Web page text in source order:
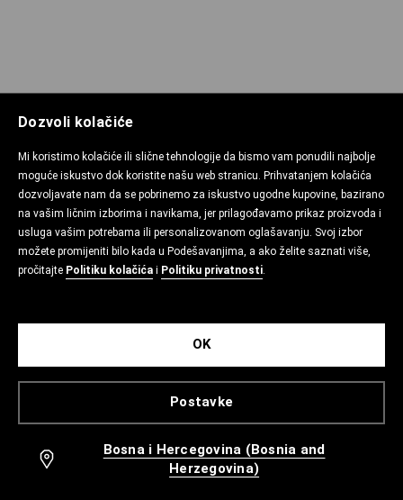
Dozvoli kolačiće
Mi koristimo kolačiće ili slične tehnologije da bismo vam ponudili najbolje
moguće iskustvo dok koristite našu web stranicu. Prihvatanjem kolačića
dozvoljavate nam da se pobrinemo za iskustvo ugodne kupovine, bazirano
na vašim ličnim izborima i navikama, jer prilagođavamo prikaz proizvoda i
usluga vašim potrebama ili personalizovanom oglašavanju. Svoj izbor
možete promijeniti bilo kada u Podešavanjima, a ako želite saznati više,
pročitajte Politiku kolačića i Politiku privatnosti.
Postavke
OK
Bosna i Hercegovina (Bosnia and
Herzegovina)